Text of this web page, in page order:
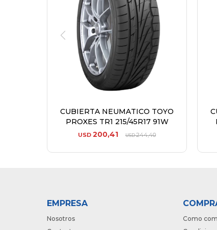
CUBIERTA NEUMATICO TOYO
PROXES TR1 215/45R17 91W
USD 200,41 USD244,40
EMPRESA
Nosotros
Como